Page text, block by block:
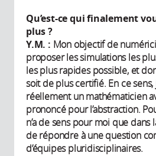
Qu’est-ce qui finalement
plus ?
Y.M. : Mon objectif de
proposer les simulations les
les plus rapides possible, et
soit de plus certifié. En ce sens,
réellement un mathématicien
prononcé pour l’abstraction.
n’a de sens pour moi que dans
de répondre à une question
d’équipes pluridisciplinaires.